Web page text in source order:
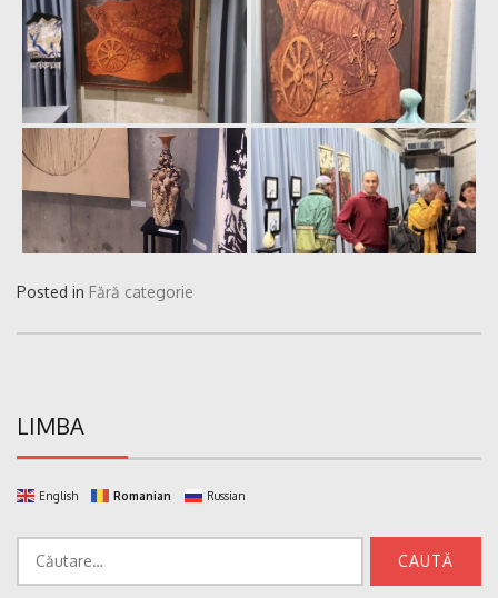
Posted in Fără categorie
LIMBA
English Romanian Russian
după: